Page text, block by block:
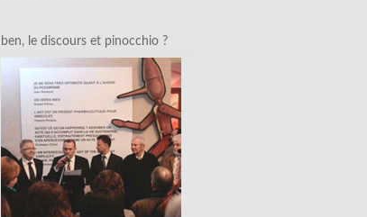
ben, le discours et pinocchio ?